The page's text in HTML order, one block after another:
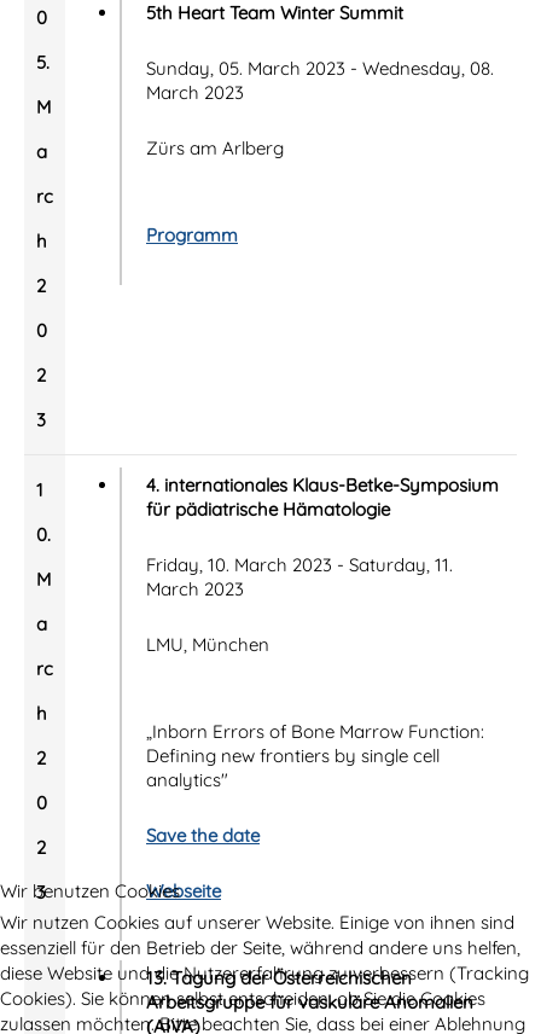
0
5.
M
a
rc
h
2
0
2
3
5th Heart Team Winter Summit
Sunday, 05. March 2023 - Wednesday, 08.
March 2023
Zürs am Arlberg
Programm
1
0.
M
a
rc
h
2
0
2
3
4. internationales Klaus-Betke-Symposium
für pädiatrische Hämatologie
Friday, 10. March 2023 - Saturday, 11.
March 2023
LMU, München
„Inborn Errors of Bone Marrow Function:
Defining new frontiers by single cell
analytics"
Save the date
Webseite
13. Tagung der Österreichischen
Arbeitsgruppe für vaskuläre Anomalien
(AIVA)
Wir benutzen Cookies
Wir nutzen Cookies auf unserer Website. Einige von ihnen sind
essenziell für den Betrieb der Seite, während andere uns helfen,
diese Website und die Nutzererfahrung zu verbessern (Tracking
Cookies). Sie können selbst entscheiden, ob Sie die Cookies
zulassen möchten. Bitte beachten Sie, dass bei einer Ablehnung